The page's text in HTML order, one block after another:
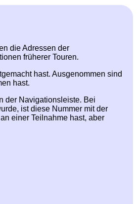
die Adressen der
früherer Touren.
hast. Ausgenommen sind
hast.
der Navigationsleiste. Bei
ist diese Nummer mit der
einer Teilnahme hast, aber